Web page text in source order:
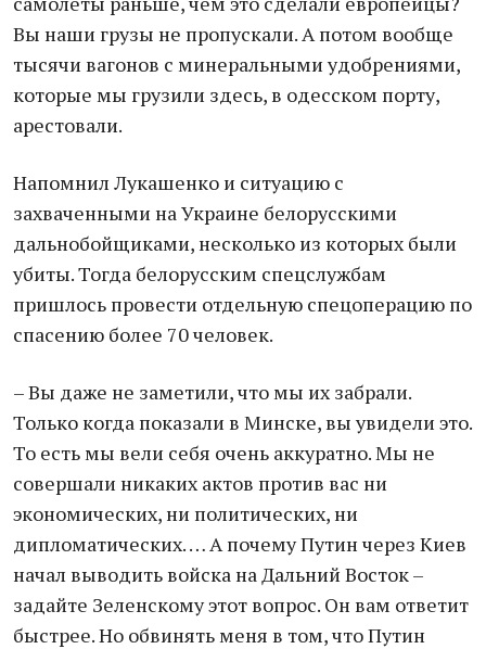
Вы наши грузы не пропускали. А потом вообще
тысячи вагонов с минеральными удобрениями,
которые мы грузили здесь, в одесском порту,
арестовали.
Напомнил Лукашенко и ситуацию с
захваченными на Украине белорусскими
дальнобойщиками, несколько из которых были
убиты. Тогда белорусским спецслужбам
пришлось провести отдельную спецоперацию по
спасению более 70 человек.
– Вы даже не заметили, что мы их забрали.
Только когда показали в Минске, вы увидели это.
То есть мы вели себя очень аккуратно. Мы не
совершали никаких актов против вас ни
экономических, ни политических, ни
дипломатических. … А почему Путин через Киев
начал выводить войска на Дальний Восток –
задайте Зеленскому этот вопрос. Он вам ответит
быстрее. Но обвинять меня в том, что Путин